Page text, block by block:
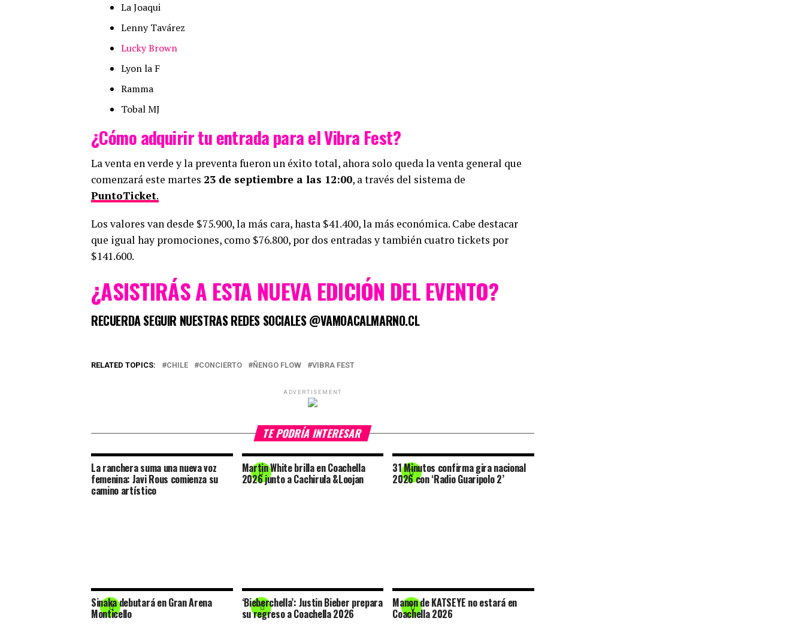
La Joaqui
Lenny Tavárez
Lucky Brown
Lyon la F
Ramma
Tobal MJ
¿Cómo adquirir tu entrada para el Vibra Fest?
La venta en verde y la preventa fueron un éxito total, ahora solo queda la venta general que
comenzará este martes 23 de septiembre a las 12:00, a través del sistema de
PuntoTicket.
Los valores van desde $75.900, la más cara, hasta $41.400, la más económica. Cabe destacar
que igual hay promociones, como $76.800, por dos entradas y también cuatro tickets por
$141.600.
¿ASISTIRÁS A ESTA NUEVA EDICIÓN DEL EVENTO?
RECUERDA SEGUIR NUESTRAS REDES SOCIALES @VAMOACALMARNO.CL
RELATED TOPICS: CHILE CONCIERTO ÑENGO FLOW VIBRA FEST
ADVERTISEMENT
TE PODRÍA INTERESAR
La ranchera suma una nueva voz
femenina: Javi Rous comienza su
camino artístico
Martin White brilla en Coachella
2026 junto a Cachirula &Loojan
31 Minutos confirma gira nacional
2026 con ‘Radio Guaripolo 2’
Sinaka debutará en Gran Arena
Monticello
‘Bieberchella’: Justin Bieber prepara
su regreso a Coachella 2026
Manon de KATSEYE no estará en
Coachella 2026